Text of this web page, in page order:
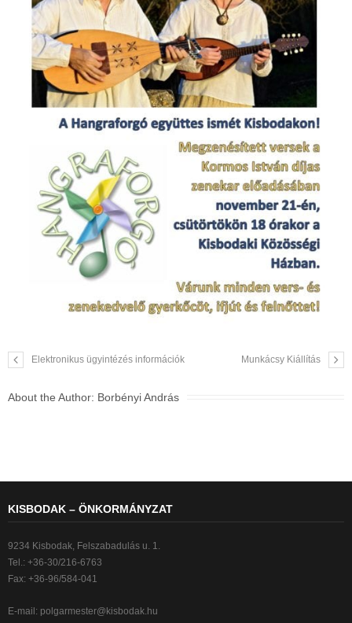
Elektronikus ügyintézés információk Munkácsy Kiállítás
About the Author: Borbényi András
KISBODAK – ÖNKORMÁNYZAT
9234 Kisbodak, Felszabadulás u. 1.
Tel.: +36-30/216-6763
Fax: +36-96/584-041
E-mail: polgarmester@kisbodak.hu